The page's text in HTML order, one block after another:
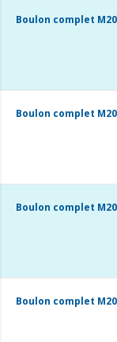
Boulon complet M20
Boulon complet M20
Boulon complet M20
Boulon complet M20